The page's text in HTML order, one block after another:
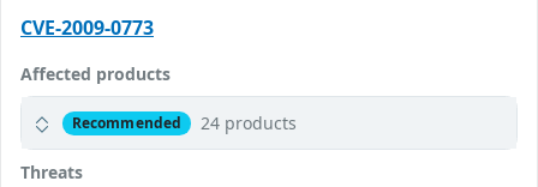
CVE-2009-0773
Affected products
Recommended 24 products
Threats